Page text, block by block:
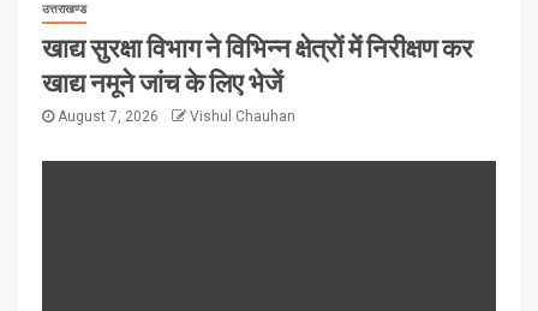
उत्तराखण्ड
खाद्य सुरक्षा विभाग ने विभिन्न क्षेत्रों में निरीक्षण कर
खाद्य नमूने जांच के लिए भेजें
August 7, 2026 Vishul Chauhan